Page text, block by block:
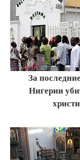
За
Нигерии